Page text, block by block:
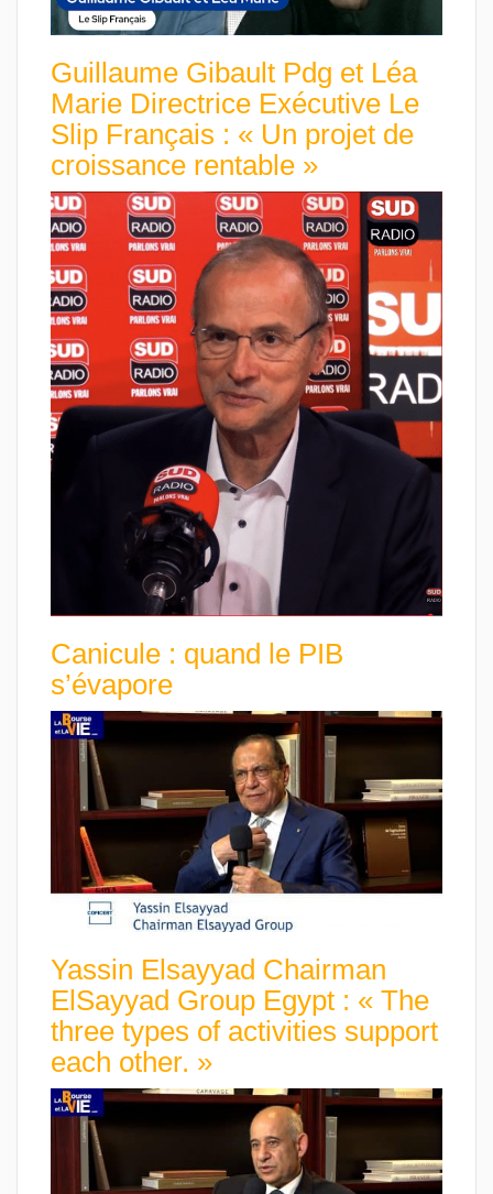
Guillaume Gibault Pdg et Léa
Marie Directrice Exécutive Le
Slip Français : « Un projet de
croissance rentable »
Canicule : quand le PIB
s’évapore
Yassin Elsayyad Chairman
ElSayyad Group Egypt : « The
three types of activities support
each other. »